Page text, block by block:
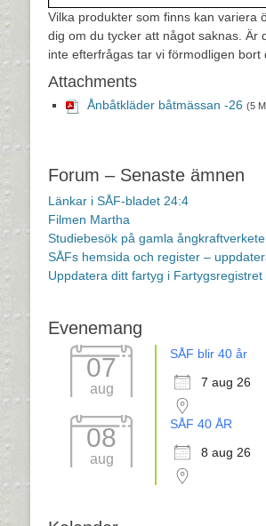
Vilka produkter som finns kan variera
dig om du tycker att något saknas. Är
inte efterfrågas tar vi förmodligen bort
Attachments
Ånbåtkläder båtmässan -26 (5
Forum – Senaste ämnen
Länkar i SÅF-bladet 24:4
Filmen Martha
Studiebesök på gamla
SÅFs hemsida och register –
Uppdatera ditt fartyg i Fartygsregistret
Evenemang
07
aug
SÅF blir 40 år
7 aug 26
08
aug
SÅF 40 ÅR
8 aug 26